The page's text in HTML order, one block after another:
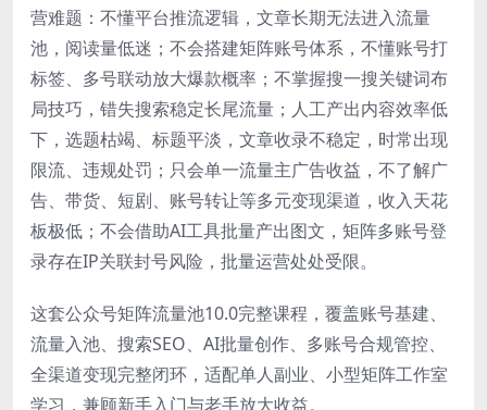
营难题：不懂平台推流逻辑，文章长期无法进入流量
池，阅读量低迷；不会搭建矩阵账号体系，不懂账号打
标签、多号联动放大爆款概率；不掌握搜一搜关键词布
局技巧，错失搜索稳定长尾流量；人工产出内容效率低
下，选题枯竭、标题平淡，文章收录不稳定，时常出现
限流、违规处罚；只会单一流量主广告收益，不了解广
告、带货、短剧、账号转让等多元变现渠道，收入天花
板极低；不会借助AI工具批量产出图文，矩阵多账号登
录存在IP关联封号风险，批量运营处处受限。
这套公众号矩阵流量池10.0完整课程，覆盖账号基建、
流量入池、搜索SEO、AI批量创作、多账号合规管控、
全渠道变现完整闭环，适配单人副业、小型矩阵工作室
学习，兼顾新手入门与老手放大收益。